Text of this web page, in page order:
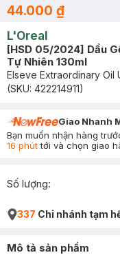
44.000 ₫
L'Oreal
[HSD 05/2024] Dầu
Tự Nhiên 130ml
Elseve Extraordinary Oil
(SKU: 422214911)
Giao Nhanh
Bạn muốn nhận hàng
16 phúttới và chọn giao
Số lượng:
337 Chi nhánh tạm
Mô tả sản phẩm